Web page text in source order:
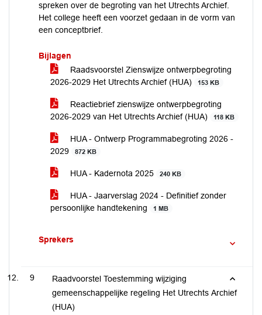
spreken over de begroting van het Utrechts Archief.
Het college heeft een voorzet gedaan in de vorm van
een conceptbrief.
Bijlagen
Raadsvoorstel Zienswijze ontwerpbegroting
2026-2029 Het Utrechts Archief (HUA)
153 KB
Reactiebrief zienswijze ontwerpbegroting
2026-2029 van Het Utrechts Archief (HUA)
118 KB
HUA - Ontwerp Programmabegroting 2026 -
2029
872 KB
HUA - Kadernota 2025 240 KB
HUA - Jaarverslag 2024 - Definitief zonder
persoonlijke handtekening
1 MB
Sprekers
9
Raadvoorstel Toestemming wijziging
gemeenschappelijke regeling Het Utrechts Archief
(HUA)